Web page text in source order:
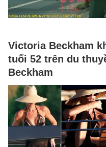
Victoria Beckham
tuổi 52 trên du
Beckham